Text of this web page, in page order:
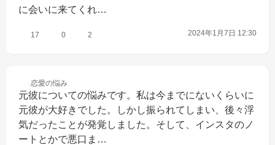
に会いに来てくれ…
17 0 2 2024年1月7日 12:30
恋愛の悩み
元彼についての悩みです。私は今までにないくらいに
元彼が大好きでした。しかし振られてしまい、後々浮
気だったことが発覚しました。そして、インスタのノ
ートとかで悪口ま…